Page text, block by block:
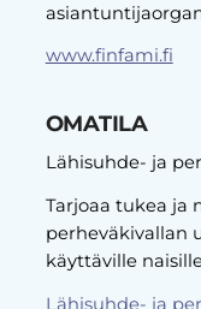
www.finfami.fi
OMATILA
Lähisuhde- ja
Tarjoaa tukea ja
perheväkivallan
käyttäville
Lähisuhde- ja